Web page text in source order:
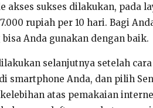
akses sukses dilakukan, pada
rupiah per 10 hari. Bagi
bisa Anda gunakan dengan baik.
selanjutnya setelah
smartphone Anda, dan pilih
atas pemakaian